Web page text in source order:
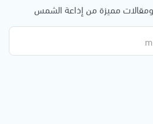
ومقالات مميزة من إذاعة الشمس